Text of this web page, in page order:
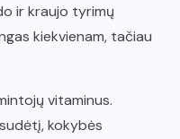
ir kraujo tyrimų
kiekvienam, tačiau
vitaminus.
kokybės